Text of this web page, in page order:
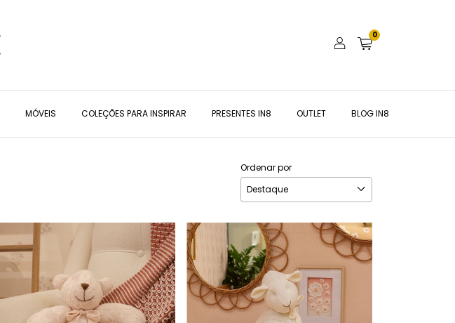
0
MÓVEIS COLEÇÕES PARA INSPIRAR PRESENTES IN8 OUTLET BLOG IN8
Ordenar por